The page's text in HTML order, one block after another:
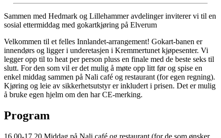
Sammen med Hedmark og Lillehammer avdelinger inviterer vi til en
sosial ettermiddag med gokartkjøring på Elverum
Velkommen til et felles Innlandet-arrangement! Gokart-banen er
innendørs og ligger i underetasjen i Kremmertunet kjøpesenter. Vi
legger opp til to heat per person pluss en finale med de beste seks til
slutt. For den som vil er det mulig å møte opp litt før og spise en
enkel middag sammen på Nali café og restaurant (for egen regning).
Kjøring og leie av sikkerhetsutstyr er inkludert i prisen. Det er mulig
å bruke egen hjelm om den har CE-merking.
Program
16.00-17.20 Middag på Nali café og restaurant (for de som ønsker,